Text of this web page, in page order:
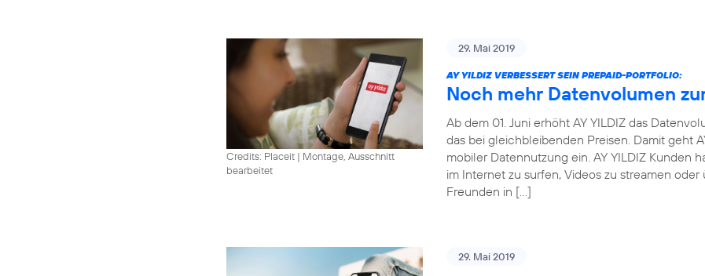
Credits: Placeit | Montage, Ausschnitt
bearbeitet
29. Mai 2019
AY YILDIZ VERBESSERT SEIN PREPAID-PORTFOLIO:
Noch mehr Datenvolumen
Ab dem 01. Juni erhöht AY YILDIZ das
das bei gleichbleibenden Preisen. Damit geht
mobiler Datennutzung ein. AY YILDIZ
im Internet zu surfen, Videos zu streamen
Freunden in […]
29. Mai 2019